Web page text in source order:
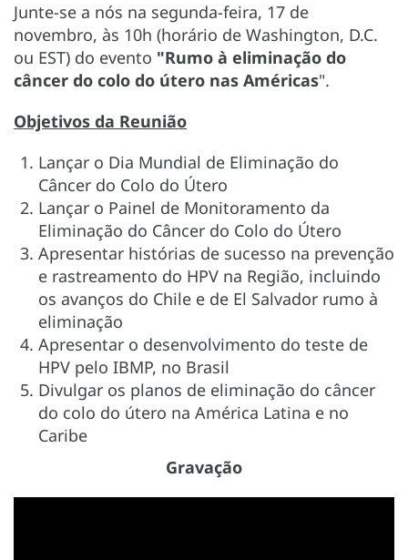
Junte-se a nós na segunda-feira, 17 de
novembro, às 10h (horário de Washington, D.C.
ou EST) do evento "Rumo à eliminação do
câncer do colo do útero nas Américas".
Objetivos da Reunião
Lançar o Dia Mundial de Eliminação do
Câncer do Colo do Útero
Lançar o Painel de Monitoramento da
Eliminação do Câncer do Colo do Útero
Apresentar histórias de sucesso na prevenção
e rastreamento do HPV na Região, incluindo
os avanços do Chile e de El Salvador rumo à
eliminação
Apresentar o desenvolvimento do teste de
HPV pelo IBMP, no Brasil
Divulgar os planos de eliminação do câncer
do colo do útero na América Latina e no
Caribe
Gravação